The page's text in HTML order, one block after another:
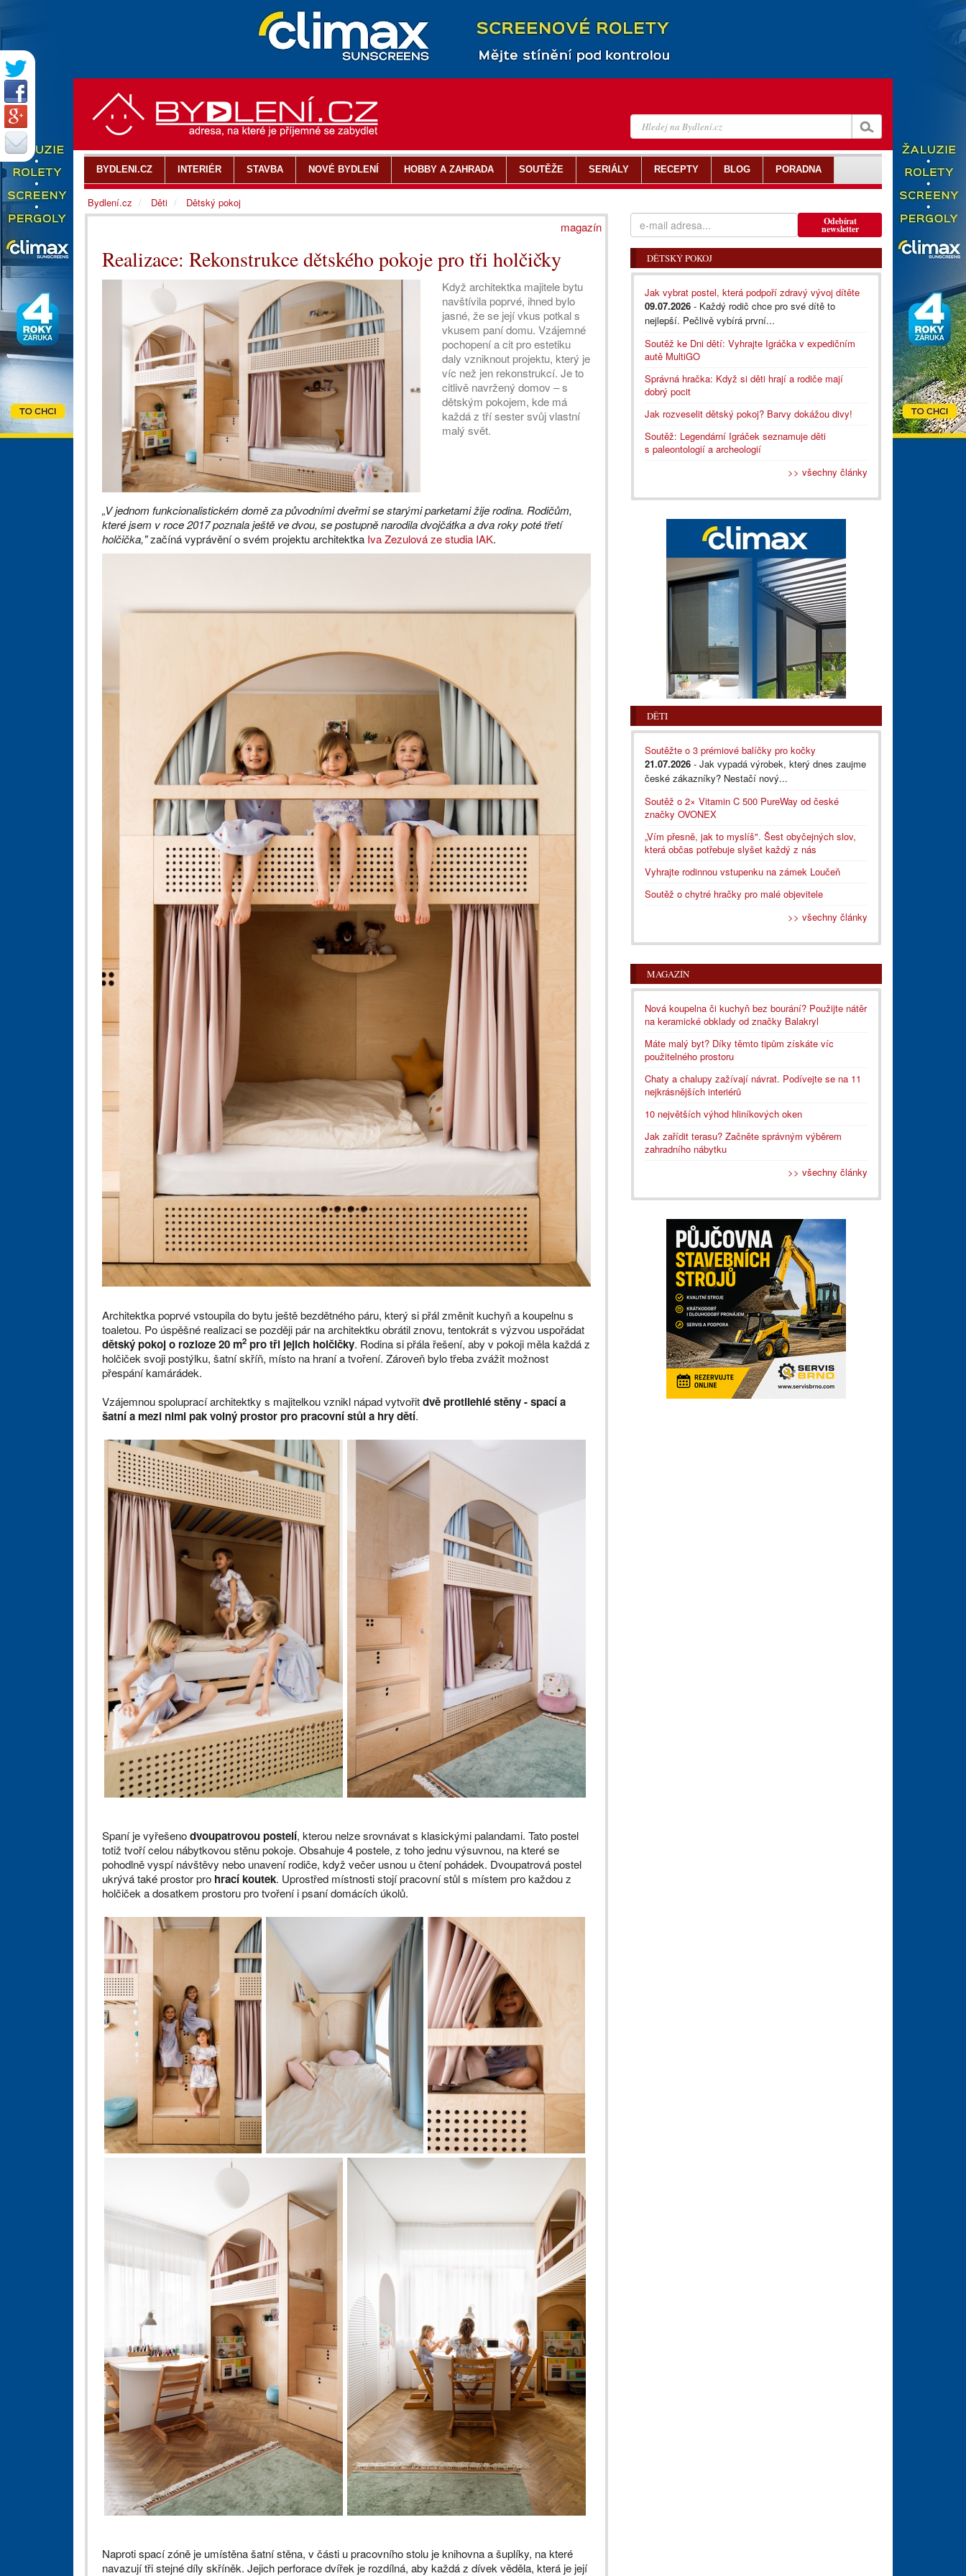
magazín
Realizace: Rekonstrukce dětského pokoje pro tři holčičky
Když architektka majitele bytu
navštívila poprvé, ihned bylo
jasné, že se její vkus potkal s
vkusem paní domu. Vzájemné
pochopení a cit pro estetiku
daly vzniknout projektu, který je
víc než jen rekonstrukcí. Je to
citlivě navržený domov – s
dětským pokojem, kde má
každá z tří sester svůj vlastní
malý svět.
„V jednom funkcionalistickém domě za původními dveřmi se starými parketami žije rodina. Rodičům,
které jsem v roce 2017 poznala ještě ve dvou, se postupně narodila dvojčátka a dva roky poté třetí
holčička,"začíná vyprávění o svém projektu architektka Iva Zezulová ze studia IAK.
Architektka poprvé vstoupila do bytu ještě bezdětného páru, který si přál změnit kuchyň a koupelnu s
toaletou. Po úspěšné realizaci se později pár na architektku obrátil znovu, tentokrát s výzvou uspořádat
dětský pokoj o rozloze 20 m2 pro tři jejich holčičky. Rodina si přála řešení, aby v pokoji měla každá z
holčiček svoji postýlku, šatní skříň, místo na hraní a tvoření. Zároveň bylo třeba zvážit možnost
přespání kamárádek.
Vzájemnou spoluprací architektky s majitelkou vznikl nápad vytvořitdvě protilehlé stěny - spací a
šatní a mezi nimi pak volný prostor pro pracovní stůl a hry dětí.
Spaní je vyřešenodvoupatrovou postelí, kterou nelze srovnávat s klasickými palandami. Tato postel
totiž tvoří celou nábytkovou stěnu pokoje. Obsahuje 4 postele, z toho jednu výsuvnou, na které se
pohodlně vyspí návštěvy nebo unavení rodiče, když večer usnou u čtení pohádek. Dvoupatrová postel
ukrývá také prostor pro hrací koutek. Uprostřed místnosti stojí pracovní stůl s místem pro každou z
holčiček a dosatkem prostoru pro tvoření i psaní domácích úkolů.
Naproti spací zóně je umístěna šatní stěna, v části u pracovního stolu je knihovna a šuplíky, na které
navazují tři stejné díly skříněk. Jejich perforace dvířek je rozdílná, aby každá z dívek věděla, která je její
Odebírat
newsletter
DĚTSKÝ POKOJ
Jak vybrat postel, která podpoří zdravý vývoj dítěte
09.07.2026 - Každý rodič chce pro své dítě to
nejlepší. Pečlivě vybírá první...
Soutěž ke Dni dětí: Vyhrajte Igráčka v expedičním
autě MultiGO
Správná hračka: Když si děti hrají a rodiče mají
dobrý pocit
Jak rozveselit dětský pokoj? Barvy dokážou divy!
Soutěž: Legendární Igráček seznamuje děti
s paleontologií a archeologií
>> všechny články
DĚTI
Soutěžte o 3 prémiové balíčky pro kočky
21.07.2026 - Jak vypadá výrobek, který dnes zaujme
české zákazníky? Nestačí nový...
Soutěž o 2× Vitamin C 500 PureWay od české
značky OVONEX
„Vím přesně, jak to myslíš". Šest obyčejných slov,
která občas potřebuje slyšet každý z nás
Vyhrajte rodinnou vstupenku na zámek Loučeň
Soutěž o chytré hračky pro malé objevitele
>> všechny články
MAGAZÍN
Nová koupelna či kuchyň bez bourání? Použijte nátěr
na keramické obklady od značky Balakryl
Máte malý byt? Díky těmto tipům získáte víc
použitelného prostoru
Chaty a chalupy zažívají návrat. Podívejte se na 11
nejkrásnějších interiérů
10 největších výhod hliníkových oken
Jak zařídit terasu? Začněte správným výběrem
zahradního nábytku
>> všechny články
BYDLENI.CZ INTERIÉR STAVBA NOVÉ BYDLENÍ HOBBY A ZAHRADA SOUTĚŽE SERIÁLY RECEPTY BLOG PORADNA
Bydlení.cz Děti Dětský pokoj